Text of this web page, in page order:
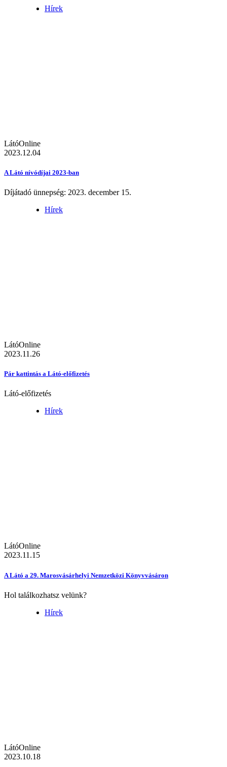
Hírek
LátóOnline
2023.12.04
A Látó nívódíjai 2023-ban
Díjátadó ünnepség: 2023. december 15.
Hírek
LátóOnline
2023.11.26
Pár kattintás a Látó-előfizetés
Látó-előfizetés
Hírek
LátóOnline
2023.11.15
A Látó a 29. Marosvásárhelyi Nemzetközi Könyvvásáron
Hol találkozhatsz velünk?
Hírek
LátóOnline
2023.10.18